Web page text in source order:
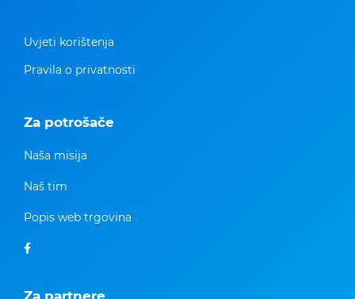
Uvjeti korištenja
Pravila o privatnosti
Za potrošače
Naša misija
Naš tim
Popis web trgovina
Za partnere